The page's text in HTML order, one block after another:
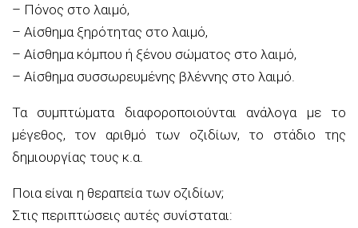
– Πόνος στο λαιμό,
– Αίσθημα ξηρότητας στο λαιμό,
– Αίσθημα κόμπου ή ξένου σώματος στο λαιμό,
– Αίσθημα συσσωρευμένης βλέννης στο λαιμό.
Τα συμπτώματα διαφοροποιούνται ανάλογα με το
μέγεθος, τον αριθμό των οζιδίων, το στάδιο της
δημιουργίας τους κ.α.
Ποια είναι η θεραπεία των οζιδίων;
Στις περιπτώσεις αυτές συνίσταται: